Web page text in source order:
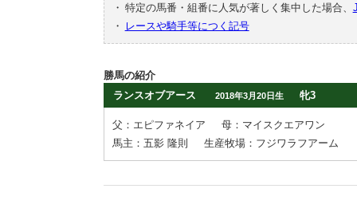
・ 特定の馬番・組番に人気が著しく集中した場合、
・
レースや騎手等につく記号
勝馬の紹介
ランスオブアース
2018年3月20日生 牝3
父：エピファネイア
母：マイスクエアワン
馬主：五影 隆則
生産牧場：フジワラフアーム